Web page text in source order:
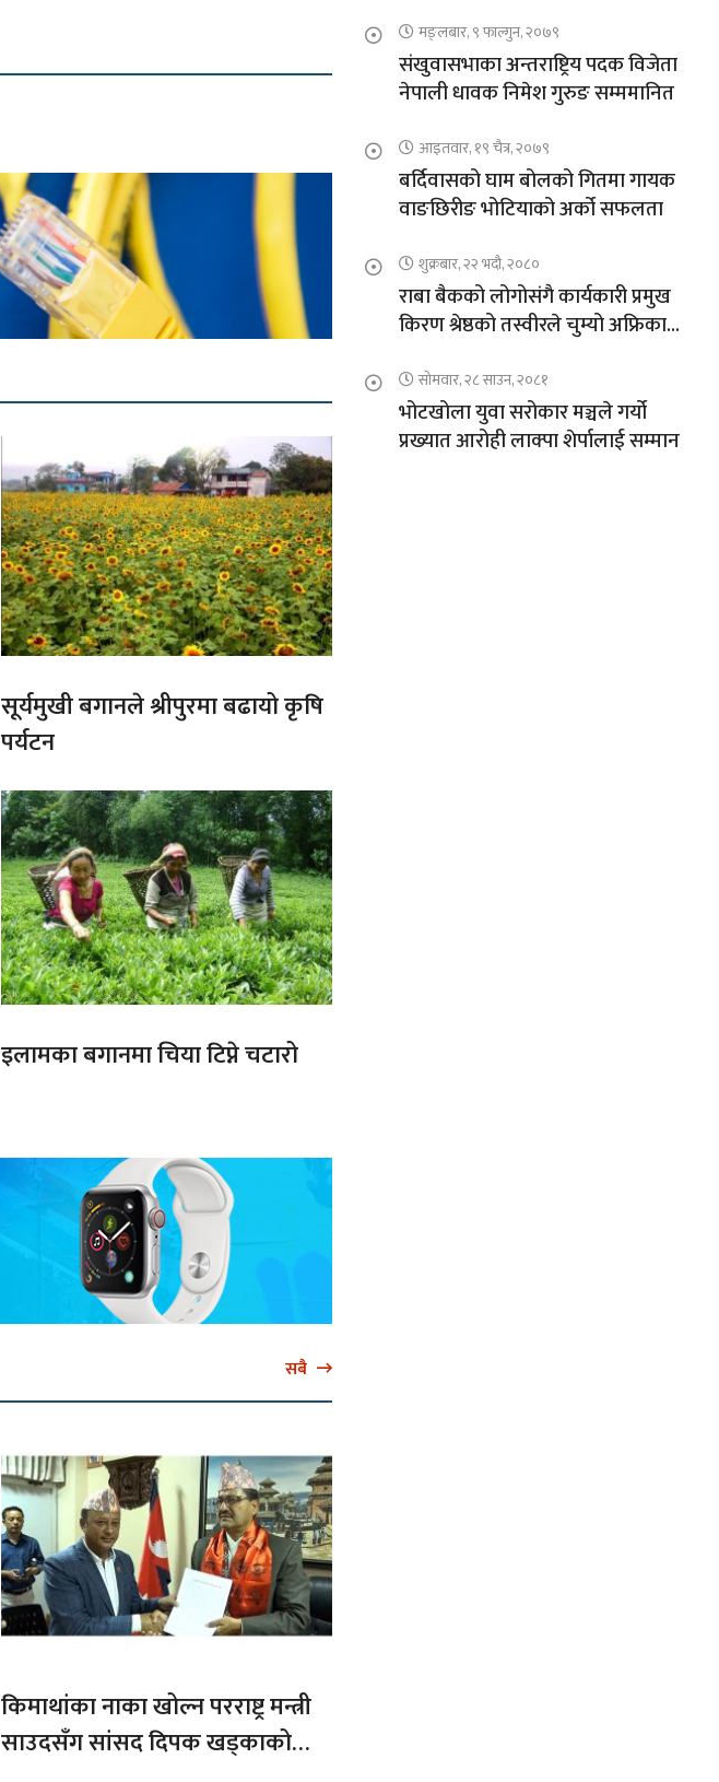
सूर्यमुखी बगानले श्रीपुरमा बढायो कृषि
पर्यटन
इलामका बगानमा चिया टिप्ने चटारो
सबै
किमाथांका नाका खोल्न परराष्ट्र मन्त्री
साउदसँग सांसद दिपक खड्काको
मङ्लबार, ९ फाल्गुन, २०७९
संखुवासभाका अन्तराष्ट्रिय पदक विजेता
नेपाली धावक निमेश गुरुङ सम्ममानित
आइतवार, १९ चैत्र, २०७९
बर्दिवासको घाम बोलको गितमा गायक
वाङछिरीङ भोटियाको अर्को सफलता
शुक्रबार, २२ भदौ, २०८०
राबा बैकको लोगोसंगै कार्यकारी प्रमुख
किरण श्रेष्ठको तस्वीरले चुम्यो अफ्रिकाको
सोमवार, २८ साउन, २०८१
भोटखोला युवा सरोकार मञ्चले गर्यो
प्रख्यात आरोही लाक्पा शेर्पालाई सम्मान